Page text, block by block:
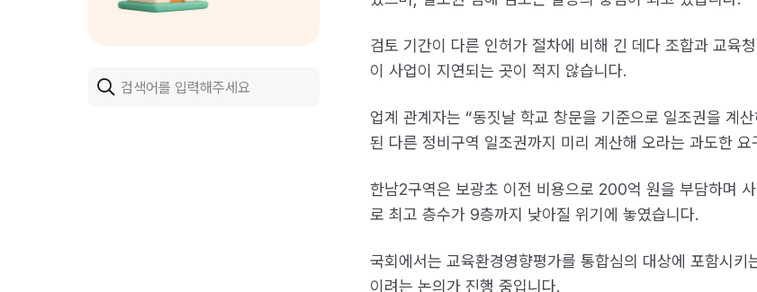
검색어를 입력하세요. ESC 키를 눌러 검색어를 지울 수 있습니다.
검토 기간이 다른 인허가 절차에 비해 긴 데다 조합과 교육
이 사업이 지연되는 곳이 적지 않습니다.
업계 관계자는 “동짓날 학교 창문을 기준으로 일조권을 계
된 다른 정비구역 일조권까지 미리 계산해 오라는 과도한
한남2구역은 보광초 이전 비용으로 200억 원을 부담하며
로 최고 층수가 9층까지 낮아질 위기에 놓였습니다.
국회에서는 교육환경영향평가를 통합심의 대상에 포함시
이려는 논의가 진행 중입니다.